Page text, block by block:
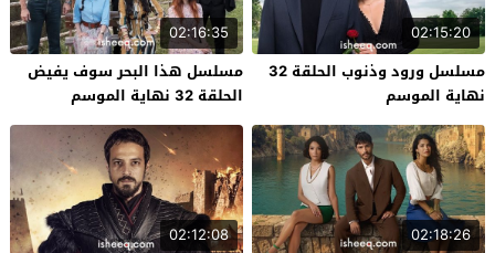
02:15:20
مسلسل ورود وذنوب الحلقة 32
نهاية الموسم
02:16:35
مسلسل هذا البحر سوف يفيض
الحلقة 32 نهاية الموسم
02:18:26
02:12:08